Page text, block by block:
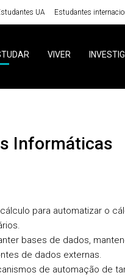
UA Estudantes
VIVER
Informáticas
cálculo para automatizar o
bases de dados,
de dados externas.
de automação de